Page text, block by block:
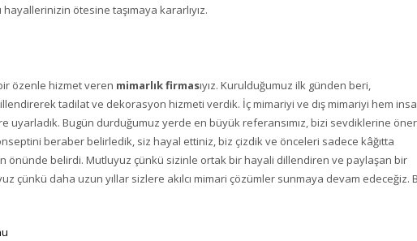
ötesine taşımaya kararlıyız.
özenle hizmet veren mimarlık firmasıyız. Kurulduğumuz ilk günden beri,
tadilat ve dekorasyon hizmeti verdik. İç mimariyi ve dış mimariyi hem
uyarladık. Bugün durduğumuz yerde en büyük referansımız, bizi sevdiklerine
beraber belirledik, siz hayal ettiniz, biz çizdik ve önceleri sadece kâğıtta
önünde belirdi. Mutluyuz çünkü sizinle ortak bir hayali dillendiren ve paylaşan bir
çünkü daha uzun yıllar sizlere akılcı mimari çözümler sunmaya devam edeceğiz.